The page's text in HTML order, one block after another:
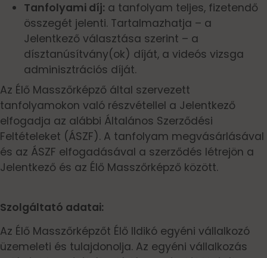
Tanfolyami díj: a tanfolyam teljes, fizetendő
összegét jelenti. Tartalmazhatja – a
Jelentkező választása szerint – a
dísztanúsítvány(ok) díját, a videós vizsga
adminisztrációs díját.
Az Élő Masszőrképző által szervezett
tanfolyamokon való részvétellel a Jelentkező
elfogadja az alábbi Általános Szerződési
Feltételeket (ÁSZF). A tanfolyam megvásárlásával
és az ÁSZF elfogadásával a szerződés létrejön a
Jelentkező és az Élő Masszőrképző között.
Szolgáltató adatai:
Az Élő Masszőrképzőt Élő Ildikó egyéni vállalkozó
üzemeleti és tulajdonolja. Az egyéni vállalkozás